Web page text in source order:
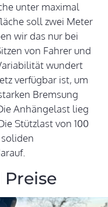
unter maximal
soll zwei Meter
wir das nur bei
von Fahrer und
wundert
verfügbar ist, um
Bremsung
Anhängelast lieg
Stützlast von 100